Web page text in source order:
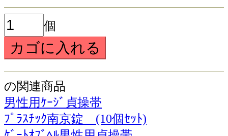
個
の関連商品
男性用ｹｰｼﾞ貞操帯
ﾌﾟﾗｽﾁｯｸ南京錠 (10個ｾｯﾄ)